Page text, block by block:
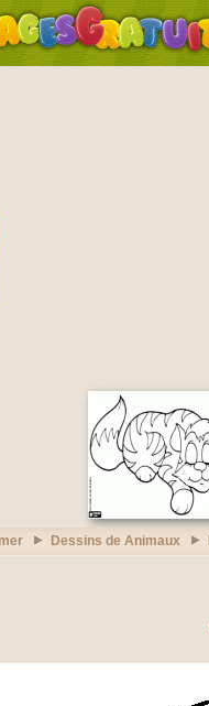
Dessins de Animaux